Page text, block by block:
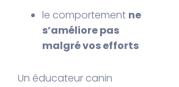
le comportement ne
s’améliore pas
malgré vos efforts
Un éducateur canin